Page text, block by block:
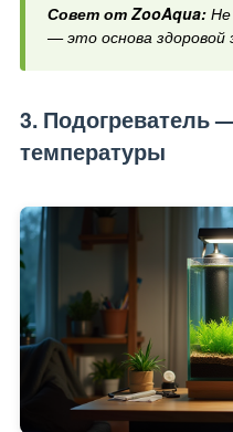
Совет от ZooAqua:
— это основа здоровой
3. Подогреватель
температуры